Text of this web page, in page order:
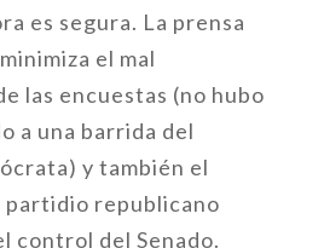
es segura. La prensa
el mal
las encuestas (no hubo
a una barrida del
y también el
partidio republicano
control del Senado.